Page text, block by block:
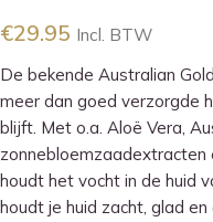
€29.95 Incl. BTW
De bekende Australian
meer dan goed verzorgde
blijft. Met o.a. Aloë Vera,
zonnebloemzaadextracten
houdt het vocht in de huid
houdt je huid zacht, glad